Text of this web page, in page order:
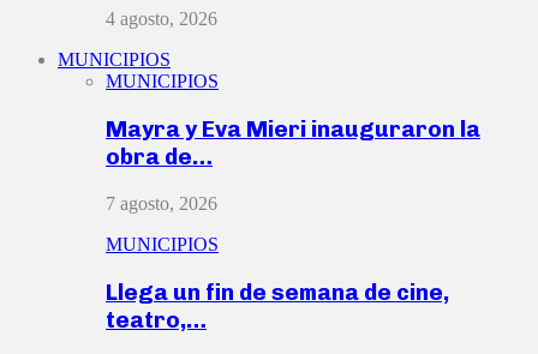
4 agosto, 2026
MUNICIPIOS
MUNICIPIOS
Mayra y Eva Mieri inauguraron la
obra de…
7 agosto, 2026
MUNICIPIOS
Llega un fin de semana de cine,
teatro,…